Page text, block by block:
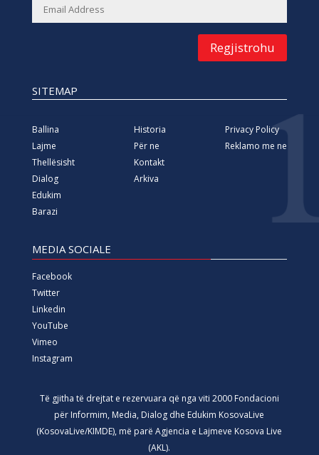
Regjistrohu
SITEMAP
Ballina
Lajme
Thellësisht
Dialog
Edukim
Barazi
Historia
Për ne
Kontakt
Arkiva
Privacy Policy
Reklamo me ne
MEDIA SOCIALE
Facebook
Twitter
Linkedin
YouTube
Vimeo
Instagram
Të gjitha të drejtat e rezervuara që nga viti 2000 Fondacioni
për Informim, Media, Dialog dhe Edukim KosovaLive
(KosovaLive/KIMDE), më parë Agjencia e Lajmeve Kosova Live
(AKL).